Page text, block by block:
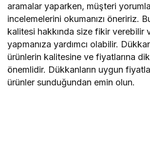
aramalar yaparken, müşteri
incelemelerini okumanızı öneririz.
kalitesi hakkında size fikir verebilir
yapmanıza yardımcı olabilir.
ürünlerin kalitesine ve fiyatlarına
önemlidir. Dükkanların uygun
ürünler sunduğundan emin olun.